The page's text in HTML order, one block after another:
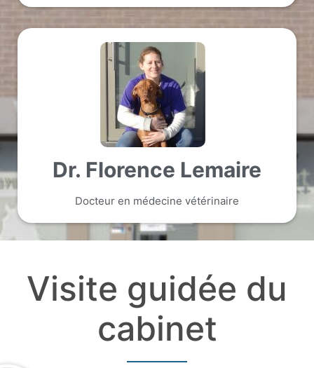
Dr. Florence Lemaire​
Docteur en médecine vétérinaire
Visite guidée du
cabinet